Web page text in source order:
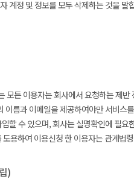
계정 및 정보를 모두 삭제하는 것을 말
모든 이용자는 회사에서 요청하는 제
이름과 이메일을 제공하여야만 서비
할 수 있으며, 회사는 실명확인에 필요
용하여 이용신청 한 이용자는 관계법
)